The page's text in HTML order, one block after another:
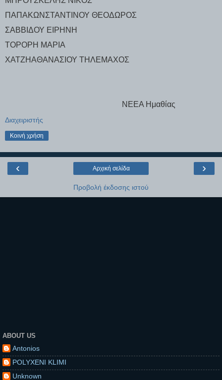
ΠΑΠΑΚΩΝΣΤΑΝΤΙΝΟΥ ΘΕΟΔΩΡΟΣ
ΣΑΒΒΙΔΟΥ ΕΙΡΗΝΗ
ΤΟΡΟΡΗ ΜΑΡΙΑ
ΧΑΤΖΗΑΘΑΝΑΣΙΟΥ ΤΗΛΕΜΑΧΟΣ
ΝΕΕΑ Ημαθίας
Διαχειριστής
Κοινή χρήση
‹ ›
Αρχική σελίδα
Προβολή έκδοσης ιστού
ABOUT US
Antonios
POLYXENI KLIMI
Unknown